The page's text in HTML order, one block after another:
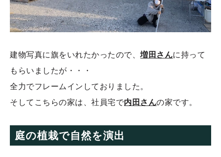
建物写真に旗をいれたかったので、増田さんに持って
もらいましたが・・・
全力でフレームインしておりました。
そしてこちらの家は、社員宅で内田さんの家です。
庭の植栽で自然を演出